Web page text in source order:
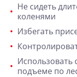
Не сидеть
коленями
Избегать
Использовать
подъеме по